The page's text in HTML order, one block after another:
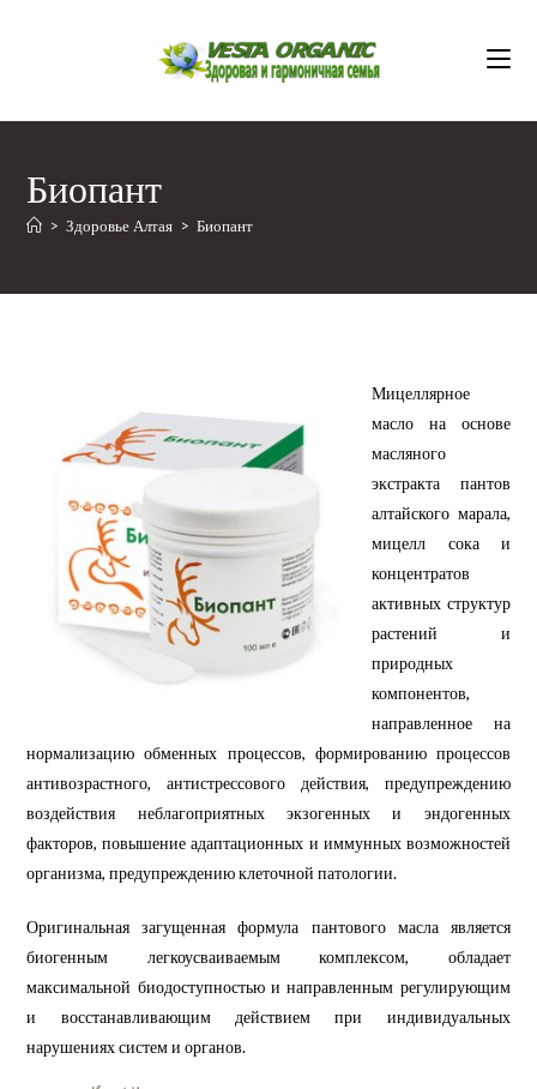
Биопант
> Здоровье Алтая > Биопант
Мицеллярное
масло на основе
масляного
экстракта пантов
алтайского марала,
мицелл сока и
концентратов
активных структур
растений и
природных
компонентов,
направленное на
нормализацию обменных процессов, формированию процессов
антивозрастного, антистрессового действия, предупреждению
воздействия неблагоприятных экзогенных и эндогенных
факторов, повышение адаптационных и иммунных возможностей
организма, предупреждению клеточной патологии.
Оригинальная загущенная формула пантового масла является
биогенным легкоусваиваемым комплексом, обладает
максимальной биодоступностью и направленным регулирующим
и восстанавливающим действием при индивидуальных
нарушениях систем и органов.